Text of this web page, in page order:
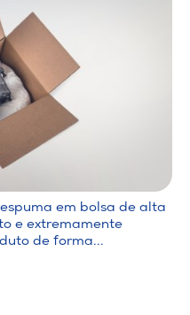
em bolsa de alta
e extremamente
de forma...